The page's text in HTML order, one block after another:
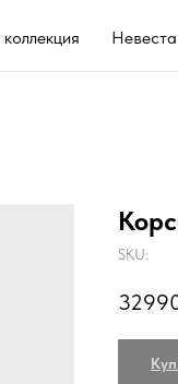
Невеста
SKU: